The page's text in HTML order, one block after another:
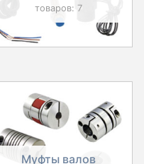
товаров: 7
Муфты валов